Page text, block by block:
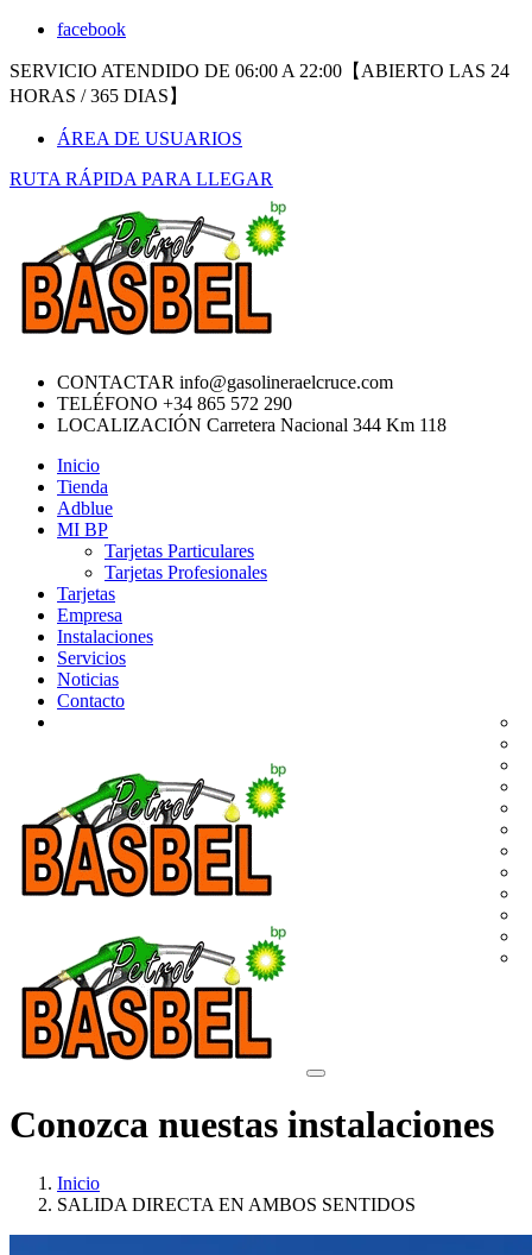
facebook
SERVICIO ATENDIDO DE 06:00 A 22:00【ABIERTO LAS 24
HORAS / 365 DIAS】
ÁREA DE USUARIOS
RUTA RÁPIDA PARA LLEGAR
CONTACTAR info@gasolineraelcruce.com
TELÉFONO +34 865 572 290
LOCALIZACIÓN Carretera Nacional 344 Km 118
Inicio
Tienda
Adblue
MI BP
Tarjetas Particulares
Tarjetas Profesionales
Tarjetas
Empresa
Instalaciones
Servicios
Noticias
Contacto
Conozca nuestas instalaciones
Inicio
SALIDA DIRECTA EN AMBOS SENTIDOS